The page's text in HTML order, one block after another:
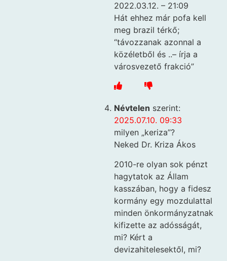
2022.03.12. – 21:09
Hát ehhez már pofa kell
meg brazil térkő;
“távozzanak azonnal a
közéletből és ..– írja a
városvezető frakció”
Névtelen szerint:
2025.07.10. 09:33
milyen „keriza”?
Neked Dr. Kriza Ákos
2010-re olyan sok pénzt
hagytatok az Állam
kasszában, hogy a fidesz
kormány egy mozdulattal
minden önkormányzatnak
kifizette az adósságát,
mi? Kért a
devizahitelesektől, mi?